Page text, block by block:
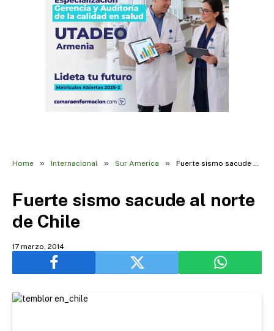
Home » Internacional » Sur America » Fuerte sismo sacude al norte de Chile
Fuerte sismo sacude al norte
de Chile
17 marzo, 2014